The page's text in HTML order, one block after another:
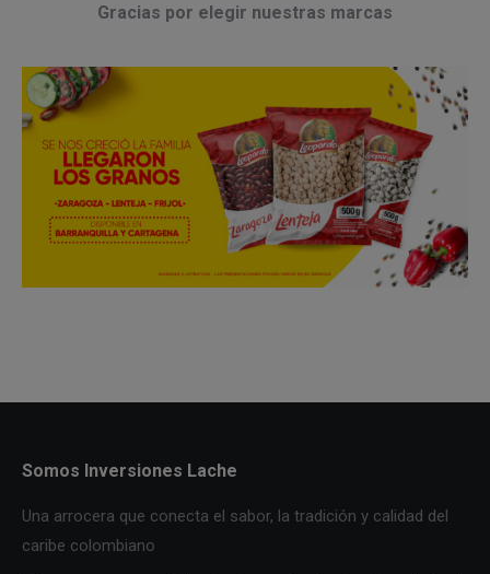
Gracias por elegir nuestras marcas
Somos Inversiones Lache
Una arrocera que conecta el sabor, la tradición y calidad del
caribe colombiano